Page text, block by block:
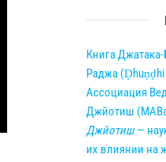
Книга
Раджа
Ассоциация
Джйотиш
Джйотиш—
их влиянии на